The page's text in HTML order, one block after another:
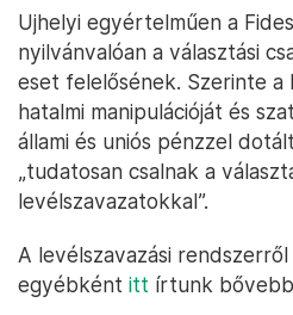
Ujhelyi egyértelműen a
nyilvánvalóan a választási
eset felelősének. Szerinte
hatalmi manipulációját és
állami és uniós pénzzel
„tudatosan csalnak a
levélszavazatokkal”.
A levélszavazási
egyébként itt írtunk